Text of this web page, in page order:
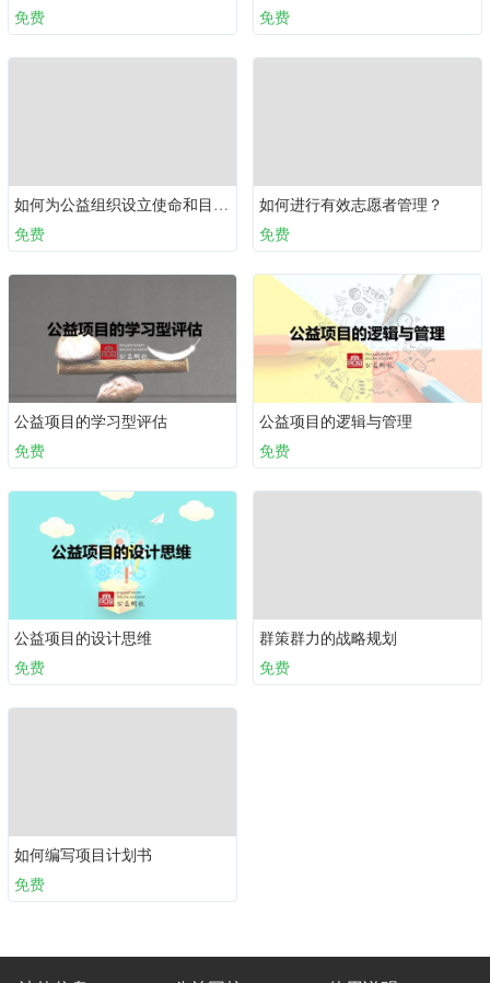
免费
免费
如何为公益组织设立使命和目标？
免费
如何进行有效志愿者管理？
免费
公益项目的学习型评估
免费
公益项目的逻辑与管理
免费
公益项目的设计思维
免费
群策群力的战略规划
免费
如何编写项目计划书
免费